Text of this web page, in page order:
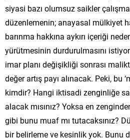
siyasi bazı olumsuz saikler
düzenlemenin; anayasal mülkiyet
barınma hakkına aykırı içeriği
yürütmesinin durdurulmasını
imar planı değişikliği sonrası
değer artış payı alınacak. Peki, bu
kimdir? Hangi iktisadi zenginliğe
alacak mısınız? Yoksa en
gibi bunu muaf mı tutacaksınız?
bir belirleme ve kesinlik yok. Bunu